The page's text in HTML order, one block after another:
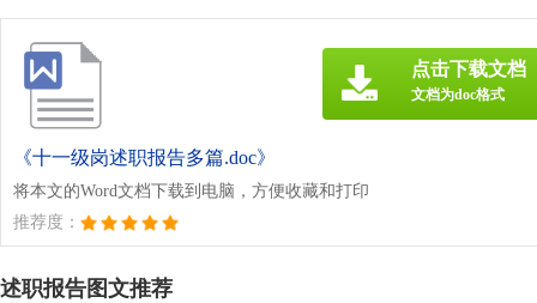
《十一级岗述职报告多篇.doc》
将本文的Word文档下载到电脑，方便收藏和打印
推荐度：
点击下载文档
文档为doc格式
述职报告图文推荐